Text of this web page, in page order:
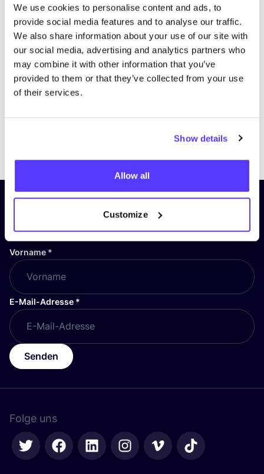
We use cookies to personalise content and ads, to
provide social media features and to analyse our traffic.
We also share information about your use of our site with
our social media, advertising and analytics partners who
may combine it with other information that you’ve
provided to them or that they’ve collected from your use
of their services.
Show details
Allow all
Customize
PreviousNext
Abonniere unseren Newsletter
und bleibe auf dem Laufenden!
Vorname *
E-Mail-Adresse *
Senden
Folge uns